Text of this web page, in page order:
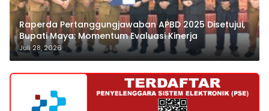
Raperda Pertanggungjawaban APBD 2025 Disetujui,
Bupati Maya: Momentum Evaluasi Kinerja
Juli 28, 2026